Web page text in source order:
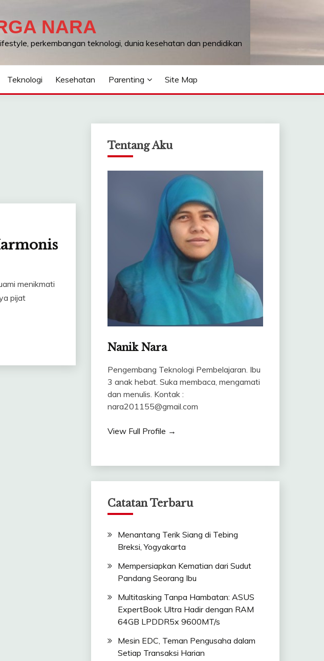
NARA
perkembangan teknologi, dunia kesehatan dan pendidikan
Teknologi Kesehatan Parenting Site Map
menikmati
pijat
Tentang Aku
Nanik Nara
Pengembang Teknologi Pembelajaran. Ibu
3 anak hebat. Suka membaca, mengamati
dan menulis. Kontak :
nara201155@gmail.com
View Full Profile →
Catatan Terbaru
Menantang Terik Siang di Tebing
Breksi, Yogyakarta
Mempersiapkan Kematian dari Sudut
Pandang Seorang Ibu
Multitasking Tanpa Hambatan: ASUS
ExpertBook Ultra Hadir dengan RAM
64GB LPDDR5x 9600MT/s
Mesin EDC, Teman Pengusaha dalam
Setiap Transaksi Harian